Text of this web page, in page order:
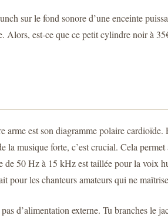
sur le fond sonore d’une enceinte
est-ce que ce petit cylindre noir à
est son diagramme polaire
musique forte, c’est crucial. Cela
50 Hz à 15 kHz est taillée pour la voix
pour les chanteurs amateurs qui ne
d’alimentation externe. Tu branches le